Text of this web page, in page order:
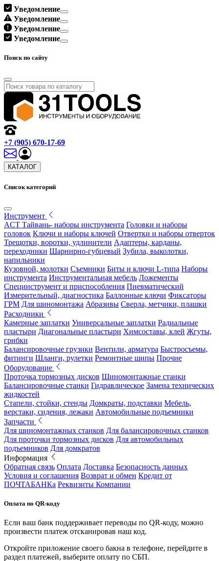
Уведомление
Уведомление
Уведомление
Уведомление
Поиск по сайту
+7 (905) 670-17-69
КАТАЛОГ
Список категорий
Инструмент
ACT Тайвань- наборы инструмента Головки и наборы
головок Ключи и наборы ключей Отвертки и наборы отверток
Трещотки, воротки, удлинители Адаптеры, карданы,
переходники Шарнирно-губцевый Зубила, выколотки,
напильники
Кузовной, молотки Съемники Биты и ключи L-типа Наборы
инструмента Инструментальная мебель Ложементы
Специнструмент и приспособления Пневматический
Измерительный, диагностика Баллонные ключи Фиксаторы
ГРМ Для шиномонтажа Абразивы Сверла, метчики, плашки
Расходники
Камерные заплатки Универсальные заплатки Радиальные
пластыри Диагональные пластыри Химсоставы, клей Жгуты,
грибки
Балансировочные грузики Вентили, арматура Быстросъемы,
фитинги Шланги, рулетки Ремонтные шипы Прочие
Оборудование
Проточка тормозных дисков Шиномонтажные станки
Балансировочные станки Гидравлическое Замена технических
жидкостей
Стапели, стойки, стенды Домкраты, подставки Мебель,
верстаки, сидения, лежаки Автомобильные подъемники
Запчасти
Для шиномонтажных станков Для балансировочных станков
Для проточки тормозных дисков Для автомобильных
подъемников Для домкратов
Информация
Обратная связь Оплата Доставка Безопасность данных
Условия и соглашения Возврат и обмен Кредит от
ПОЧТАБАНКа Реквизиты Компании
Оплата по QR-коду
Если ваш банк поддерживает переводы по QR-коду, можно
произвести платеж отсканировав наш код.
Откройте приложение своего бакна в телефоне, перейдите в
раздел платежей, выберите оплату по СБП.